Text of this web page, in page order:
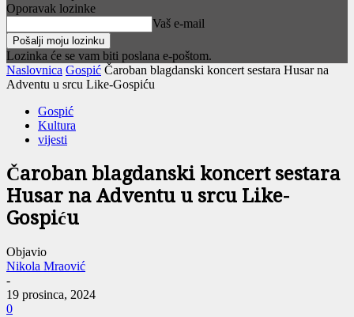
Oporavak lozinke
Vaš e-mail
Lozinka će se vam biti poslana e-poštom.
Naslovnica Gospić Čaroban blagdanski koncert sestara Husar na
Adventu u srcu Like-Gospiću
Gospić
Kultura
vijesti
Čaroban blagdanski koncert sestara
Husar na Adventu u srcu Like-
Gospiću
Objavio
Nikola Mraović
-
19 prosinca, 2024
0